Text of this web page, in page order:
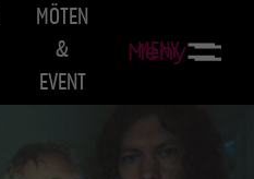
MÖTEN
&
EVENT
MENY
Meny